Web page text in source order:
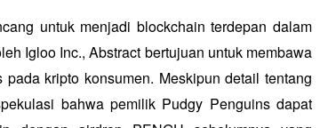
untuk menjadi blockchain terdepan dalam
Igloo Inc., Abstract bertujuan untuk membawa
kripto konsumen. Meskipun detail tentang
bahwa pemilik Pudgy Penguins dapat